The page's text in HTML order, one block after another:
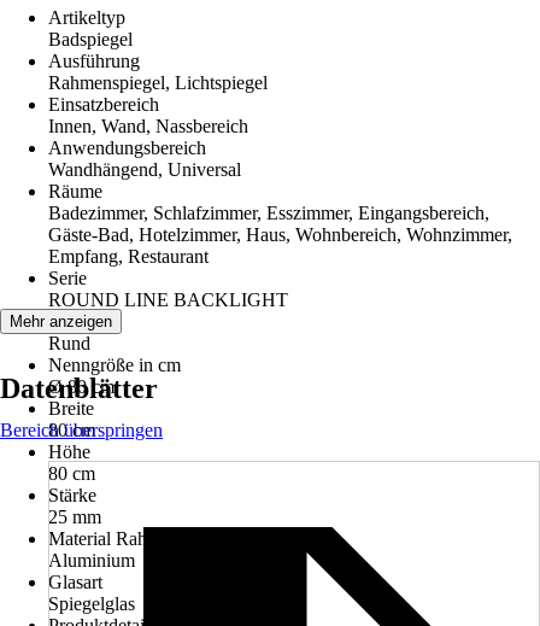
Artikeltyp
Badspiegel
Ausführung
Rahmenspiegel, Lichtspiegel
Einsatzbereich
Innen, Wand, Nassbereich
Anwendungsbereich
Wandhängend, Universal
Räume
Badezimmer, Schlafzimmer, Esszimmer, Eingangsbereich,
Gäste-Bad, Hotelzimmer, Haus, Wohnbereich, Wohnzimmer,
Empfang, Restaurant
Serie
ROUND LINE BACKLIGHT
Form
Rund
Nenngröße in cm
Ø 80 cm
Breite
80 cm
Höhe
80 cm
Stärke
25 mm
Material Rahmen
Aluminium
Glasart
Spiegelglas
Mehr anzeigen
Datenblätter
Bereich überspringen